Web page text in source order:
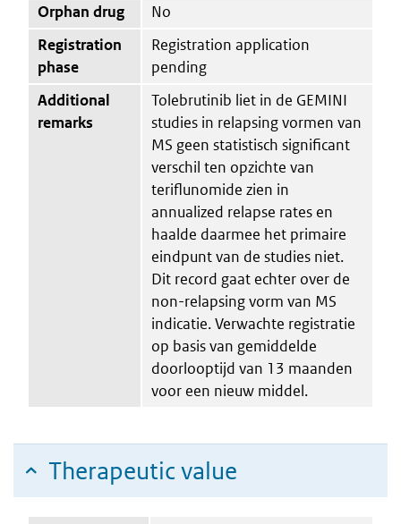
Orphan drug
No
Registration
phase
Registration application
pending
Additional
remarks
Tolebrutinib liet in de GEMINI
studies in relapsing vormen van
MS geen statistisch significant
verschil ten opzichte van
teriflunomide zien in
annualized relapse rates en
haalde daarmee het primaire
eindpunt van de studies niet.
Dit record gaat echter over de
non-relapsing vorm van MS
indicatie. Verwachte registratie
op basis van gemiddelde
doorlooptijd van 13 maanden
voor een nieuw middel.
Therapeutic value